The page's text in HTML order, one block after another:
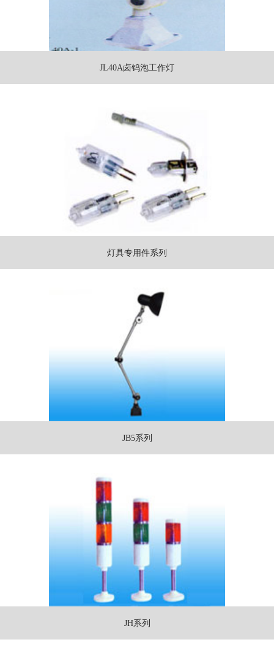
JL40A卤钨泡工作灯
灯具专用件系列
JB5系列
JH系列